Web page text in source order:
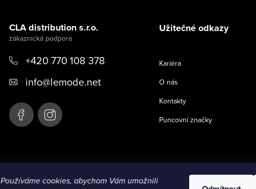
Používáme cookies, abychom Vám umožnili
CLA distribution s.r.o.
+420 770 108 378
info@lemode.net
Užitečné odkazy
Kariéra
O nás
Kontakty
Puncovní značky